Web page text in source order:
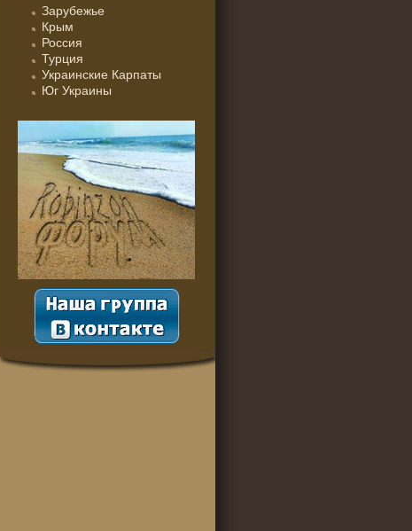
Зарубежье
Крым
Россия
Турция
Украинские Карпаты
Юг Украины